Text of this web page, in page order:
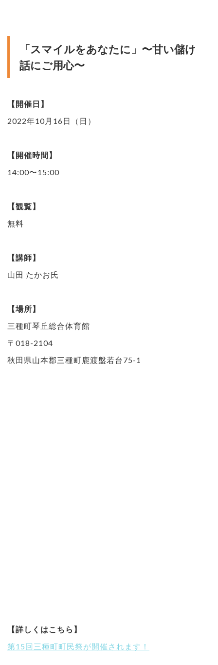
「スマイルをあなたに」〜甘い儲け
話にご用心〜
【開催日】
2022年10月16日（日）
【開催時間】
14:00〜15:00
【観覧】
無料
【講師】
山田 たかお氏
【場所】
三種町琴丘総合体育館
〒018-2104
秋田県山本郡三種町鹿渡盤若台75-1
【詳しくはこちら】
第15回三種町町民祭が開催されます！